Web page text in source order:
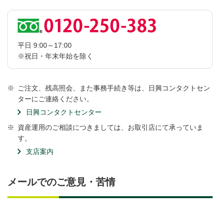
平日 9:00～17:00
※祝日・年末年始を除く
※
ご注文、残高照会、また事務手続き等は、日興コンタクトセン
ターにご連絡ください。
日興コンタクトセンター
※
資産運用のご相談につきましては、お取引店にて承っていま
す。
支店案内
メールでのご意見・苦情